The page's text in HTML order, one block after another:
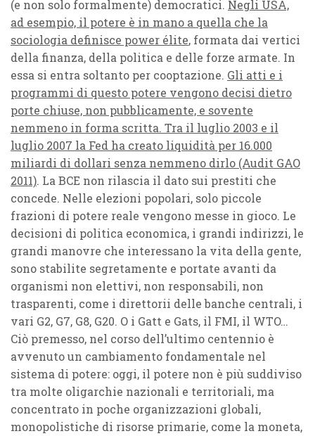
(e non solo formalmente) democratici. Negli USA,
ad esempio, il potere è in mano a quella che la
sociologia definisce power élite, formata dai vertici
della finanza, della politica e delle forze armate. In
essa si entra soltanto per cooptazione. Gli atti e i
programmi di questo potere vengono decisi dietro
porte chiuse, non pubblicamente, e sovente
nemmeno in forma scritta. Tra il luglio 2003 e il
luglio 2007 la Fed ha creato liquidità per 16.000
miliardi di dollari senza nemmeno dirlo (Audit GAO
2011). La BCE non rilascia il dato sui prestiti che
concede. Nelle elezioni popolari, solo piccole
frazioni di potere reale vengono messe in gioco. Le
decisioni di politica economica, i grandi indirizzi, le
grandi manovre che interessano la vita della gente,
sono stabilite segretamente e portate avanti da
organismi non elettivi, non responsabili, non
trasparenti, come i direttorii delle banche centrali, i
vari G2, G7, G8, G20. O i Gatt e Gats, il FMI, il WTO…
Ciò premesso, nel corso dell’ultimo centennio è
avvenuto un cambiamento fondamentale nel
sistema di potere: oggi, il potere non è più suddiviso
tra molte oligarchie nazionali e territoriali, ma
concentrato in poche organizzazioni globali,
monopolistiche di risorse primarie, come la moneta,